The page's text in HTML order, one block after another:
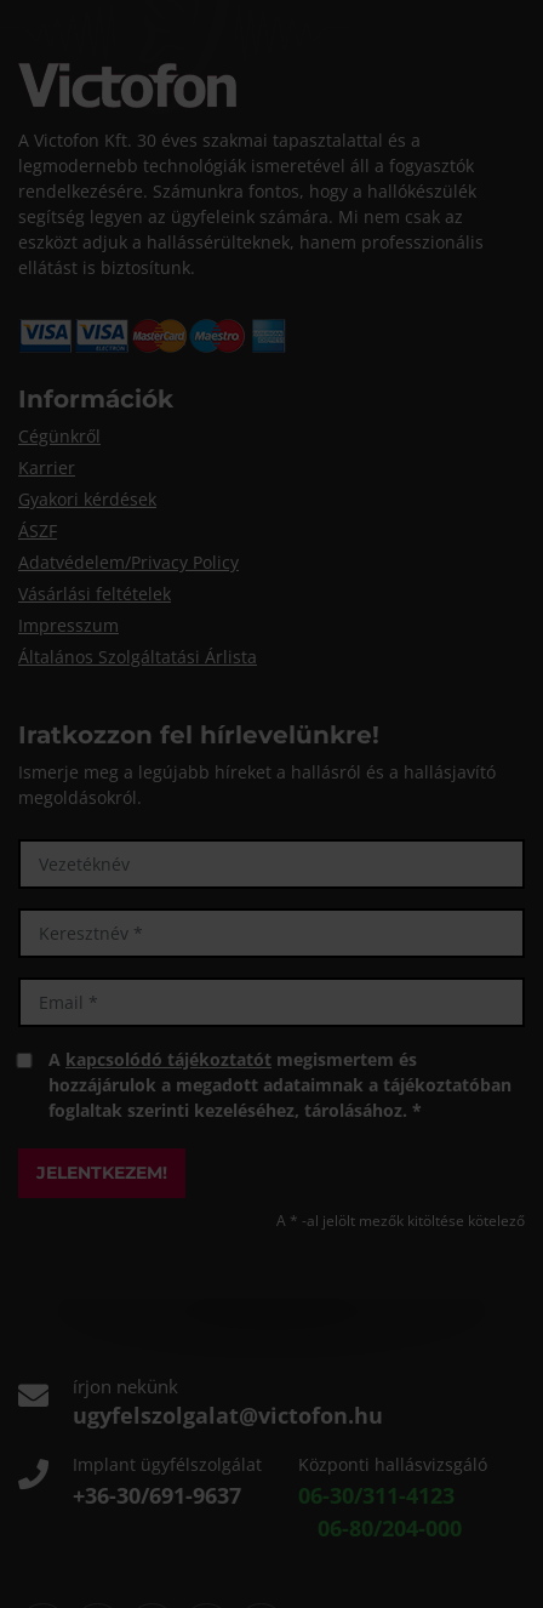
A Victofon Kft. 30 éves szakmai tapasztalattal és a
legmodernebb technológiák ismeretével áll a fogyasztók
rendelkezésére. Számunkra fontos, hogy a hallókészülék
segítség legyen az ügyfeleink számára. Mi nem csak az
eszközt adjuk a hallássérülteknek, hanem professzionális
ellátást is biztosítunk.
Információk
Cégünkről
Karrier
Gyakori kérdések
ÁSZF
Adatvédelem/Privacy Policy
Vásárlási feltételek
Impresszum
Általános Szolgáltatási Árlista
Iratkozzon fel hírlevelünkre!
Ismerje meg a legújabb híreket a hallásról és a hallásjavító
megoldásokról.
A kapcsolódó tájékoztatót megismertem és
hozzájárulok a megadott adataimnak a tájékoztatóban
foglaltak szerinti kezeléséhez, tárolásához. *
JELENTKEZEM!
A * -al jelölt mezők kitöltése kötelező
írjon nekünk
ugyfelszolgalat@victofon.hu
Implant ügyfélszolgálat
+36-30/691-9637
Központi hallásvizsgáló
06-30/311-4123
06-80/204-000